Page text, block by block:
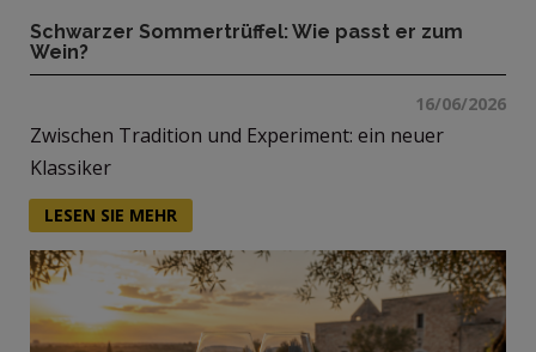
Schwarzer Sommertrüffel: Wie passt er zum
Wein?
16/06/2026
Zwischen Tradition und Experiment: ein neuer
Klassiker
LESEN SIE MEHR